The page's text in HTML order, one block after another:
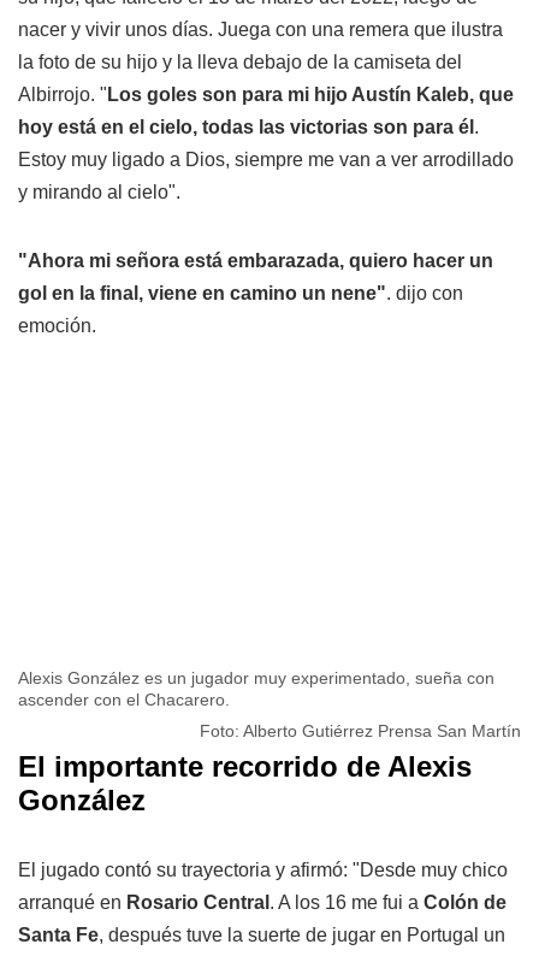
nacer y vivir unos días. Juega con una remera que ilustra
la foto de su hijo y la lleva debajo de la camiseta del
Albirrojo. " Los goles son para mi hijo Austín Kaleb, que
hoy está en el cielo, todas las victorias son para él .
Estoy muy ligado a Dios, siempre me van a ver arrodillado
y mirando al cielo".
"Ahora mi señora está embarazada, quiero hacer un
gol en la final, viene en camino un nene". dijo con
emoción.
Alexis González es un jugador muy experimentado, sueña con
ascender con el Chacarero.
Foto: Alberto Gutiérrez Prensa San Martín
El importante recorrido de Alexis
González
El jugado contó su trayectoria y afirmó: "Desde muy chico
arranqué en Rosario Central . A los 16 me fui a Colón de
Santa Fe, después tuve la suerte de jugar en Portugal un